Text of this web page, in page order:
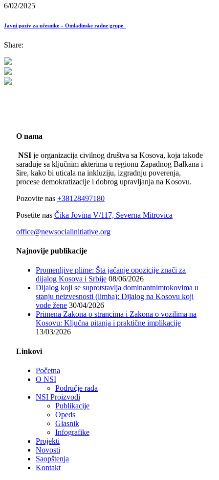
6/02/2025
Javni poziv za učesnike – Omladinske radne grupe
Share:
O nama
NSI je organizacija civilnog društva sa Kosova, koja takođe
sarađuje sa ključnim akterima u regionu Zapadnog Balkana i
šire, kako bi uticala na inkluziju, izgradnju poverenja,
procese demokratizacije i dobrog upravljanja na Kosovu.
Pozovite nas +38128497180
Posetite nas Čika Jovina V/117, Severna Mitrovica
office@newsocialinitiative.org
Najnovije publikacije
Promenljive plime: Šta jačanje opozicije znači za
dijalog Kosova i Srbije 08/06/2026
Dijalog koji se suprotstavlja dominantnimtokovima u
stanju neizvesnosti (limba): Dijalog na Kosovu koji
vode žene 30/04/2026
Primena Zakona o strancima i Zakona o vozilima na
Kosovu: Ključna pitanja i praktične implikacije
13/03/2026
Linkovi
Početna
O NSI
Područje rada
NSI Proizvodi
Publikacije
Opeds
Glasnik
Infografike
Projekti
Novosti
Saopštenja
Kontakt